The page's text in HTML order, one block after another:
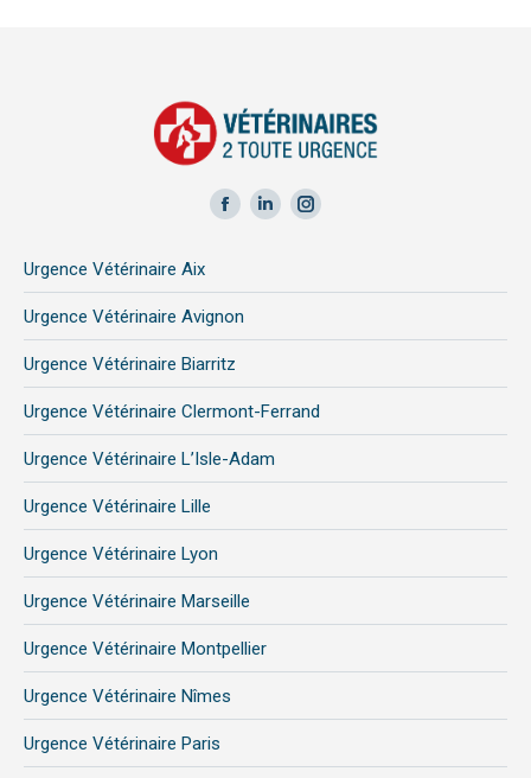
Facebook
in
new
window
LinkedIn
new
Instagram
new
Urgence Vétérinaire Aix
Urgence Vétérinaire Avignon
Urgence Vétérinaire Biarritz
Urgence Vétérinaire Clermont-Ferrand
Urgence Vétérinaire L’Isle-Adam
Urgence Vétérinaire Lille
Urgence Vétérinaire Lyon
Urgence Vétérinaire Marseille
Urgence Vétérinaire Montpellier
Urgence Vétérinaire Nîmes
Urgence Vétérinaire Paris